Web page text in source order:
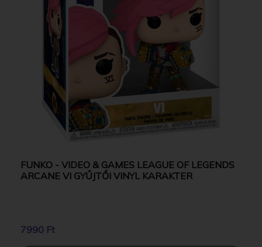
FUNKO - VIDEO & GAMES LEAGUE OF LEGENDS
ARCANE VI GYŰJTŐI VINYL KARAKTER
7990 Ft